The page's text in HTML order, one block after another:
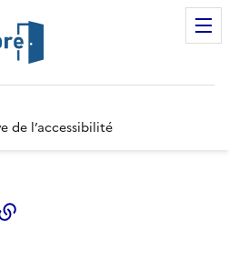
de l’accessibilité
Twitter)